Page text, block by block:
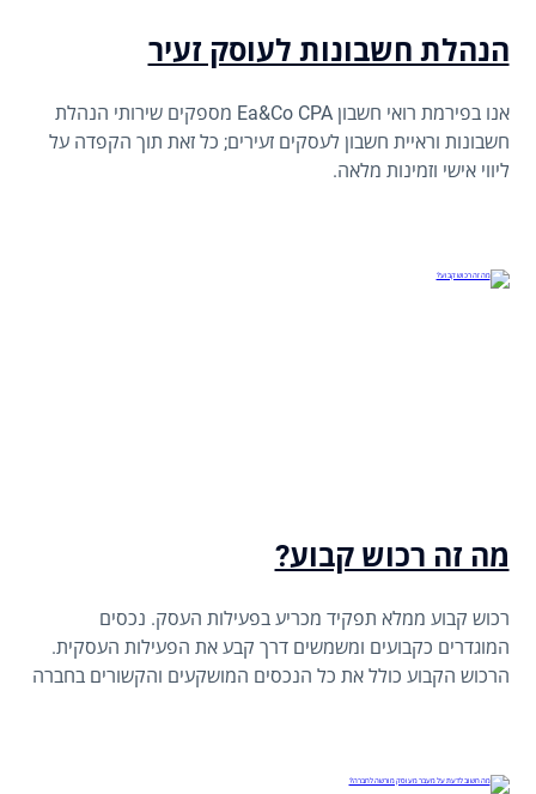
הנהלת חשבונות לעוסק זעיר
אנו בפירמת רואי חשבון Ea&Co CPA מספקים שירותי הנהלת
חשבונות וראיית חשבון לעסקים זעירים; כל זאת תוך הקפדה על
ליווי אישי וזמינות מלאה.
מה זה רכוש קבוע?
רכוש קבוע ממלא תפקיד מכריע בפעילות העסק. נכסים
המוגדרים כקבועים ומשמשים דרך קבע את הפעילות העסקית.
הרכוש הקבוע כולל את כל הנכסים המושקעים והקשורים בחברה